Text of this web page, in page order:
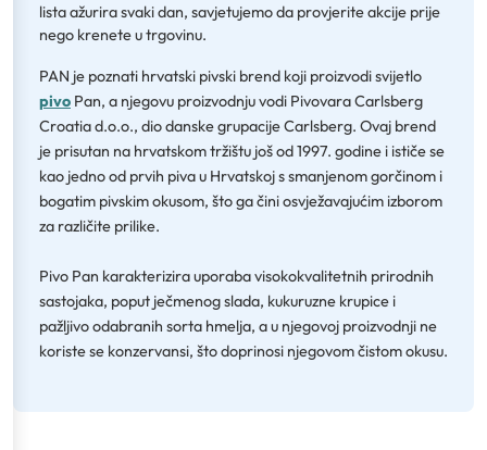
lista ažurira svaki dan, savjetujemo da provjerite akcije prije
nego krenete u trgovinu.
PAN je poznati hrvatski pivski brend koji proizvodi svijetlo
pivo Pan, a njegovu proizvodnju vodi Pivovara Carlsberg
Croatia d.o.o., dio danske grupacije Carlsberg. Ovaj brend
je prisutan na hrvatskom tržištu još od 1997. godine i ističe se
kao jedno od prvih piva u Hrvatskoj s smanjenom gorčinom i
bogatim pivskim okusom, što ga čini osvježavajućim izborom
za različite prilike.
Pivo Pan karakterizira uporaba visokokvalitetnih prirodnih
sastojaka, poput ječmenog slada, kukuruzne krupice i
pažljivo odabranih sorta hmelja, a u njegovoj proizvodnji ne
koriste se konzervansi, što doprinosi njegovom čistom okusu.